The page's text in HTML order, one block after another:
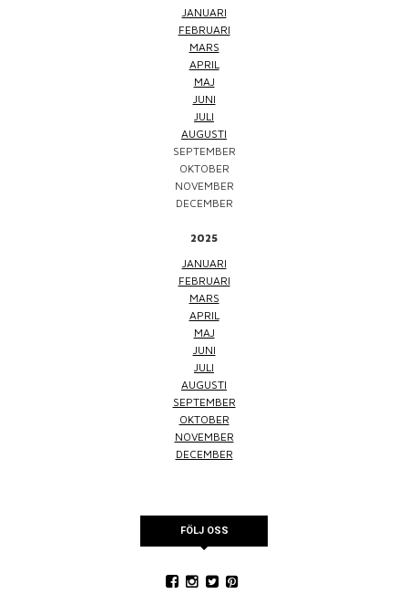
JANUARI
FEBRUARI
MARS
APRIL
MAJ
JUNI
JULI
AUGUSTI
SEPTEMBER
OKTOBER
NOVEMBER
DECEMBER
2025
JANUARI
FEBRUARI
MARS
APRIL
MAJ
JUNI
JULI
AUGUSTI
SEPTEMBER
OKTOBER
NOVEMBER
DECEMBER
FÖLJ OSS